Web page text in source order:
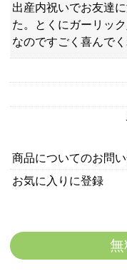
出産内祝いでお友達
た。とくにガーリッ
なのですごく喜んでく
商品についてのお問
お気に入りに登録
無